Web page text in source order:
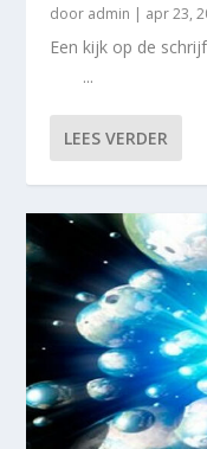
door admin | apr 23,
Een kijk op de
...
LEES VERDER